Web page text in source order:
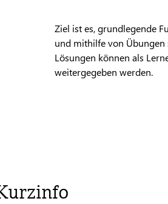
Ziel ist es, grundlegende
und mithilfe von Übungen
Lösungen können als
weitergegeben werden.